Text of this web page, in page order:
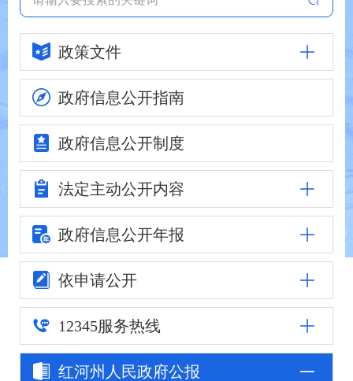
政策文件
政府信息公开指南
政府信息公开制度
法定主动公开内容
政府信息公开年报
依申请公开
12345服务热线
红河州人民政府公报